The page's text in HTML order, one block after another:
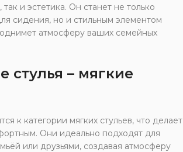
и эстетика. Он станет не только
сидения, но и стильным элементом
атмосферу ваших семейных
стулья – мягкие
к категории мягких стульев, что делает
Они идеально подходят для
или друзьями, создавая атмосферу